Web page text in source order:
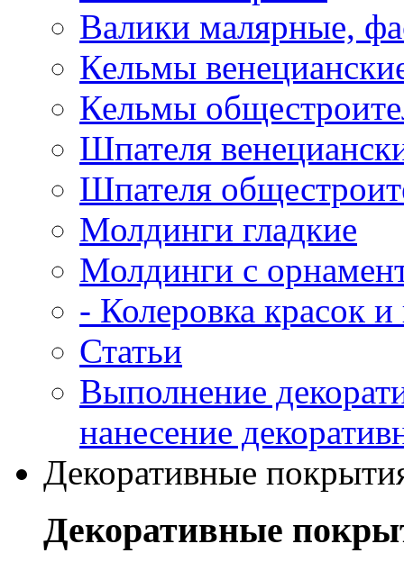
Валики малярные,
Кельмы
Кельмы
Шпателя
Шпателя
Молдинги гладкие
Молдинги с
- Колеровка красок
Статьи
Выполнение
нанесение
Декоративные
Декоративные